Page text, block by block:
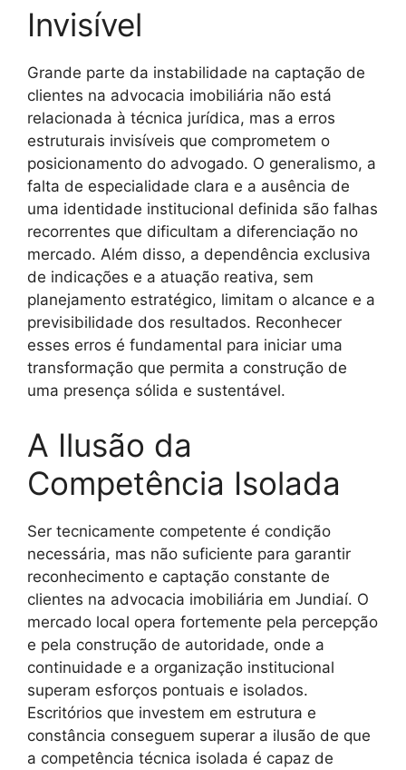
Invisível
Grande parte da instabilidade na captação de
clientes na advocacia imobiliária não está
relacionada à técnica jurídica, mas a erros
estruturais invisíveis que comprometem o
posicionamento do advogado. O generalismo, a
falta de especialidade clara e a ausência de
uma identidade institucional definida são falhas
recorrentes que dificultam a diferenciação no
mercado. Além disso, a dependência exclusiva
de indicações e a atuação reativa, sem
planejamento estratégico, limitam o alcance e a
previsibilidade dos resultados. Reconhecer
esses erros é fundamental para iniciar uma
transformação que permita a construção de
uma presença sólida e sustentável.
A Ilusão da
Competência Isolada
Ser tecnicamente competente é condição
necessária, mas não suficiente para garantir
reconhecimento e captação constante de
clientes na advocacia imobiliária em Jundiaí. O
mercado local opera fortemente pela percepção
e pela construção de autoridade, onde a
continuidade e a organização institucional
superam esforços pontuais e isolados.
Escritórios que investem em estrutura e
constância conseguem superar a ilusão de que
a competência técnica isolada é capaz de